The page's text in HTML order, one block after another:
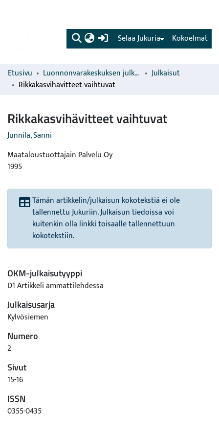
(current) Kokoelmat
Selaa Jukuria
Etusivu Luonnonvarakeskuksen julkaisut
Julkaisut
Rikkakasvihävitteet vaihtuvat
Rikkakasvihävitteet vaihtuvat
Junnila, Sanni
Maataloustuottajain Palvelu Oy
1995
Tämän artikkelin/julkaisun kokotekstiä ei ole
tallennettu Jukuriin. Julkaisun tiedoissa voi
kuitenkin olla linkki toisaalle tallennettuun
kokotekstiin.
OKM-julkaisutyyppi
D1 Artikkeli ammattilehdessä
Julkaisusarja
Kylvösiemen
Numero
2
Sivut
15-16
ISSN
0355-0435